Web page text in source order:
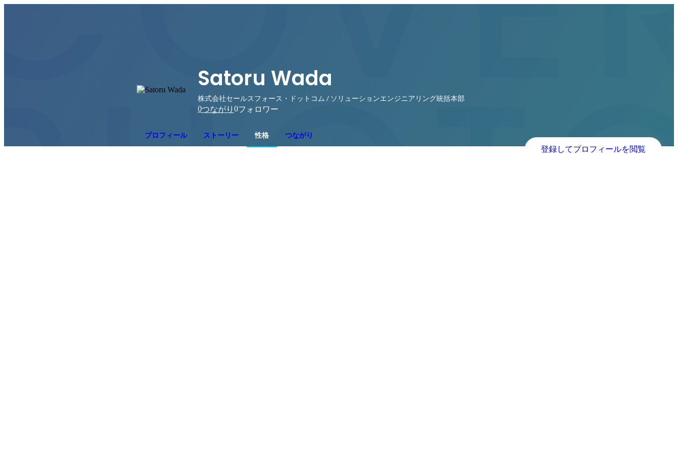
Satoru Wada
株式会社セールスフォース・ドットコム / ソリューションエンジニアリング統括本部
0つながり 0フォロワー
プロフィール ストーリー 性格 つながり
登録してプロフィールを閲覧